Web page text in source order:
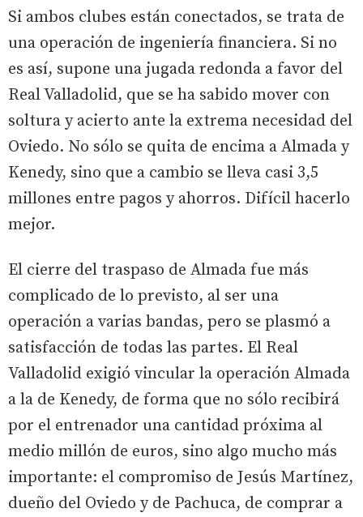
Si ambos clubes están conectados, se trata de
una operación de ingeniería financiera. Si no
es así, supone una jugada redonda a favor del
Real Valladolid, que se ha sabido mover con
soltura y acierto ante la extrema necesidad del
Oviedo. No sólo se quita de encima a Almada y
Kenedy, sino que a cambio se lleva casi 3,5
millones entre pagos y ahorros. Difícil hacerlo
mejor.
El cierre del traspaso de Almada fue más
complicado de lo previsto, al ser una
operación a varias bandas, pero se plasmó a
satisfacción de todas las partes. El Real
Valladolid exigió vincular la operación Almada
a la de Kenedy, de forma que no sólo recibirá
por el entrenador una cantidad próxima al
medio millón de euros, sino algo mucho más
importante: el compromiso de Jesús Martínez,
dueño del Oviedo y de Pachuca, de comprar a